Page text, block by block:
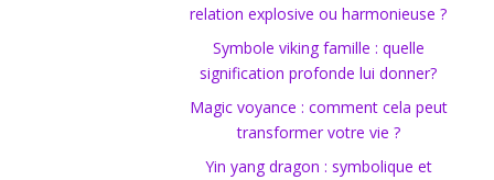
relation explosive ou harmonieuse ?
Symbole viking famille : quelle
signification profonde lui donner?
Magic voyance : comment cela peut
transformer votre vie ?
Yin yang dragon : symbolique et